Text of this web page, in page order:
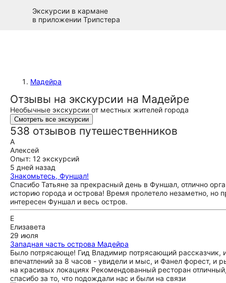
Экскурсии в кармане
в приложении Трипстера
Мадейра
Отзывы на экскурсии на Мадейре
Необычные экскурсии от местных жителей города
Смотреть все экскурсии
538 отзывов путешественников
А
Алексей
Опыт: 12 экскурсий
5 дней назад
Знакомьтесь, Фуншал!
Спасибо Татьяне за прекрасный день в Фуншал, отлично
историю города и острова! Время пролетело незаметно, но
интересен Фуншал и весь остров.
Е
Елизавета
29 июля
Западная часть острова Мадейра
Было потрясающе! Гид Владимир потрясающий рассказчик,
впечатлений за 8 часов - увидели и мыс, и Фанел форест, и
на красивых локациях Рекомендованный ресторан
спасибо за то, что подождали нас и были на связи